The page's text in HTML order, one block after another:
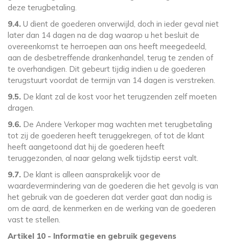
deze terugbetaling.
9.4. U dient de goederen onverwijld, doch in ieder geval niet
later dan 14 dagen na de dag waarop u het besluit de
overeenkomst te herroepen aan ons heeft meegedeeld,
aan de desbetreffende drankenhandel, terug te zenden of
te overhandigen. Dit gebeurt tijdig indien u de goederen
terugstuurt voordat de termijn van 14 dagen is verstreken.
9.5. De klant zal de kost voor het terugzenden zelf moeten
dragen.
9.6. De Andere Verkoper mag wachten met terugbetaling
tot zij de goederen heeft teruggekregen, of tot de klant
heeft aangetoond dat hij de goederen heeft
teruggezonden, al naar gelang welk tijdstip eerst valt.
9.7. De klant is alleen aansprakelijk voor de
waardevermindering van de goederen die het gevolg is van
het gebruik van de goederen dat verder gaat dan nodig is
om de aard, de kenmerken en de werking van de goederen
vast te stellen.
Artikel 10 - Informatie en gebruik gegevens